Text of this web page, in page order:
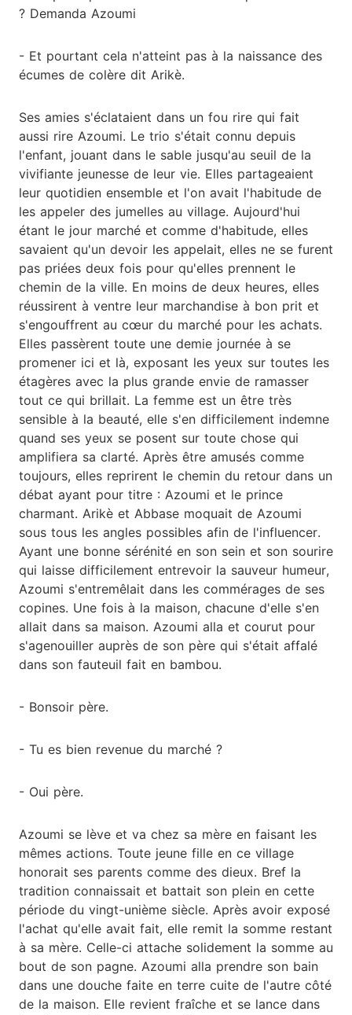
? Demanda Azoumi
- Et pourtant cela n'atteint pas à la naissance des
écumes de colère dit Arikè.
Ses amies s'éclataient dans un fou rire qui fait
aussi rire Azoumi. Le trio s'était connu depuis
l'enfant, jouant dans le sable jusqu'au seuil de la
vivifiante jeunesse de leur vie. Elles partageaient
leur quotidien ensemble et l'on avait l'habitude de
les appeler des jumelles au village. Aujourd'hui
étant le jour marché et comme d'habitude, elles
savaient qu'un devoir les appelait, elles ne se furent
pas priées deux fois pour qu'elles prennent le
chemin de la ville. En moins de deux heures, elles
réussirent à ventre leur marchandise à bon prit et
s'engouffrent au cœur du marché pour les achats.
Elles passèrent toute une demie journée à se
promener ici et là, exposant les yeux sur toutes les
étagères avec la plus grande envie de ramasser
tout ce qui brillait. La femme est un être très
sensible à la beauté, elle s'en difficilement indemne
quand ses yeux se posent sur toute chose qui
amplifiera sa clarté. Après être amusés comme
toujours, elles reprirent le chemin du retour dans un
débat ayant pour titre : Azoumi et le prince
charmant. Arikè et Abbase moquait de Azoumi
sous tous les angles possibles afin de l'influencer.
Ayant une bonne sérénité en son sein et son sourire
qui laisse difficilement entrevoir la sauveur humeur,
Azoumi s'entremêlait dans les commérages de ses
copines. Une fois à la maison, chacune d'elle s'en
allait dans sa maison. Azoumi alla et courut pour
s'agenouiller auprès de son père qui s'était affalé
dans son fauteuil fait en bambou.
- Bonsoir père.
- Tu es bien revenue du marché ?
- Oui père.
Azoumi se lève et va chez sa mère en faisant les
mêmes actions. Toute jeune fille en ce village
honorait ses parents comme des dieux. Bref la
tradition connaissait et battait son plein en cette
période du vingt-unième siècle. Après avoir exposé
l'achat qu'elle avait fait, elle remit la somme restant
à sa mère. Celle-ci attache solidement la somme au
bout de son pagne. Azoumi alla prendre son bain
dans une douche faite en terre cuite de l'autre côté
de la maison. Elle revient fraîche et se lance dans